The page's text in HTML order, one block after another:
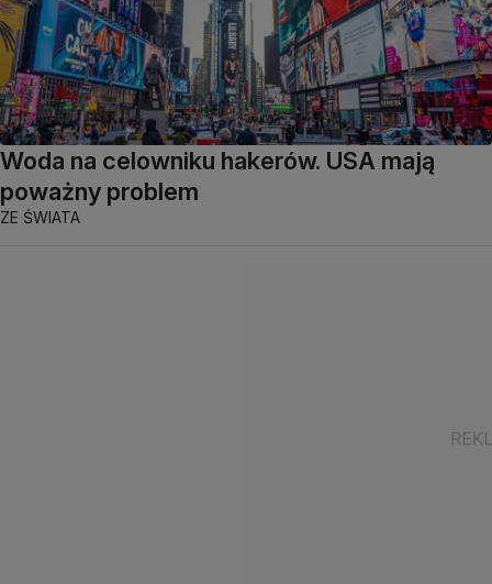
Woda na celowniku hakerów. USA mają
poważny problem
ZE ŚWIATA